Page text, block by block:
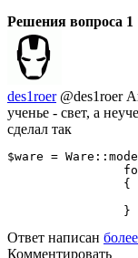
Решения вопроса 1
des1roer @des1roer
ученье - свет, а
сделал так
$ware =
                {
                }
Ответ написан
Комментировать